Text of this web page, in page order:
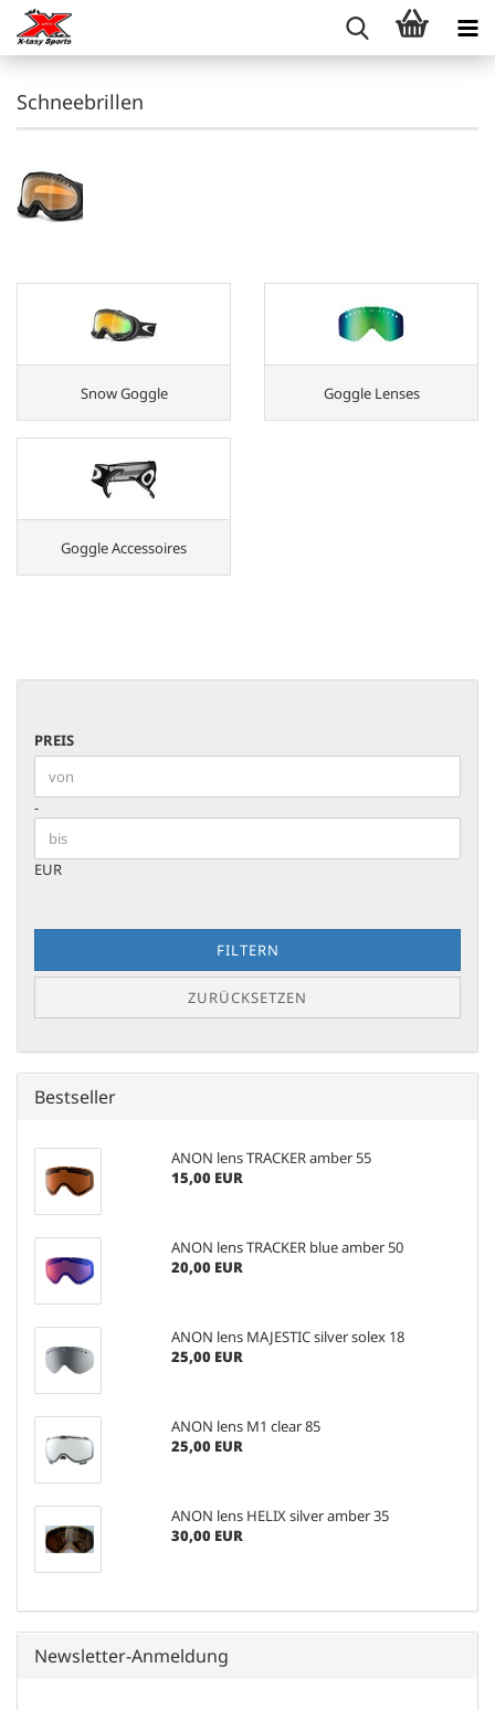
Schneebrillen
Snow Goggle Goggle Lenses
Goggle Accessoires
PREIS
PREIS
Preis bis
-
EUR
FILTERN
ZURÜCKSETZEN
Bestseller
ANON lens TRACKER amber 55
15,00 EUR
ANON lens TRACKER blue amber 50
20,00 EUR
ANON lens MAJESTIC silver solex 18
25,00 EUR
ANON lens M1 clear 85
25,00 EUR
ANON lens HELIX silver amber 35
30,00 EUR
Newsletter-Anmeldung